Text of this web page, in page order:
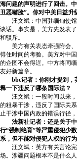
海问题的声明进行了回击。
丑恶嘴脸”。你对中美日益升
汪文斌：中国驻缅甸使馆
谈话。事实是，美方先发表
和驳斥。
美方有关表态牵强附会、
得住时间的考验。美方对中
的企图不会得逞。中方将同
友好新篇章。
bbc记者：你刚才提到
释一下违反了哪条国际法？
汪文斌：一段时间以来，
的粗暴干涉，违反了国际关
止干涉中国内政的错误行径
法新社记者：还是关于
行“强制绝育”等严重侵犯少
系，但不能对侵犯人权的行
汪文斌：英方有关言论完
场。涉疆问题根本不是什么